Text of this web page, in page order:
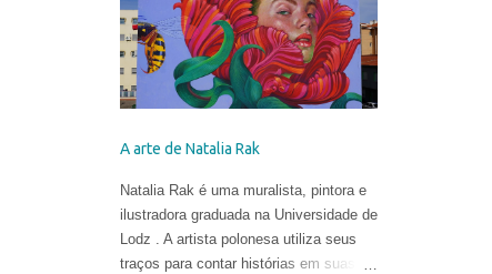
A arte de Natalia Rak
Natalia Rak é uma muralista, pintora e
ilustradora graduada na Universidade de
Lodz . A artista polonesa utiliza seus
traços para contar histórias em suas